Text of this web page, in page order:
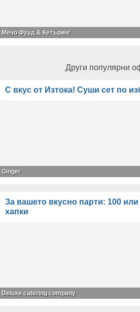
Мечо Фууд & Кетъринг
Други популярни
С вкус от Изтока! Суши сет по
Ginger
За вашето вкусно парти: 100 или
хапки
Deluxe catering company